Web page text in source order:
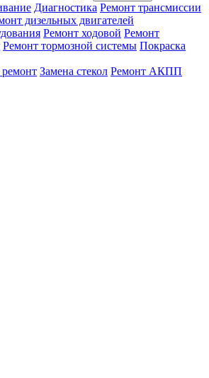
Диагностика Ремонт трансмиссии
дизельных двигателей
Ремонт ходовой Ремонт
Ремонт тормозной системы Покраска
Замена стекол Ремонт АКПП